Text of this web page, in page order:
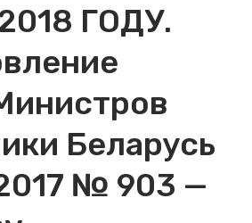
ГОДУ.
Беларусь
№ 903 —